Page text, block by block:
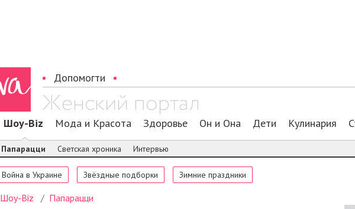
Допомогти
Шоу-Biz Мода и Красота Здоровье Он и Она Дети Кулинария
Папарацци Светская хроника Интервью
Война в Украине Звёздные подборки Зимние праздники
Шоу-Biz Папарацци